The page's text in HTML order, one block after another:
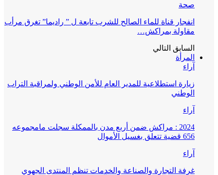
صحة
انفجار قناة للماء الصالح للشرب تابعة ل ” راديما” تغرق مرأب
مقاولة بمراكش…
السابق التالي
المرأة
آراء
زيارة استطلاعية للمدير العام للأمن الوطني ولمراقبة التراب
الوطني
آراء
2024 : مراكش ضمن أربع مدن بالممكلة سجلت مامجموعه
656 قضية تتعلق بغسيل الأموال
آراء
غرفة التجارة والصناعة والخدمات تنظم المنتدى الجهوي